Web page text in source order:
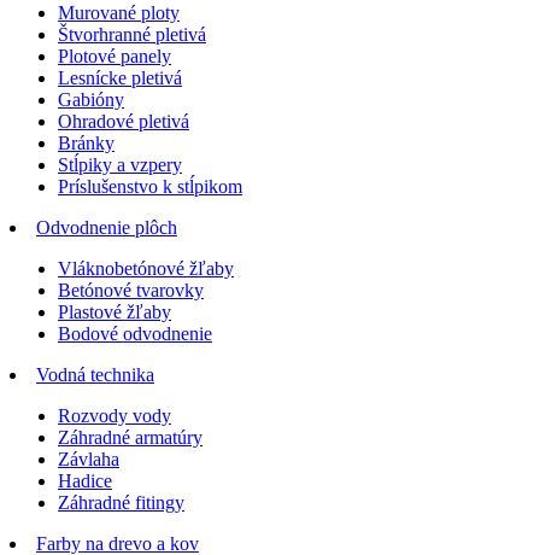
Murované ploty
Štvorhranné pletivá
Plotové panely
Lesnícke pletivá
Gabióny
Ohradové pletivá
Bránky
Stĺpiky a vzpery
Príslušenstvo k stĺpikom
Odvodnenie plôch
Vláknobetónové žľaby
Betónové tvarovky
Plastové žľaby
Bodové odvodnenie
Vodná technika
Rozvody vody
Záhradné armatúry
Závlaha
Hadice
Záhradné fitingy
Farby na drevo a kov